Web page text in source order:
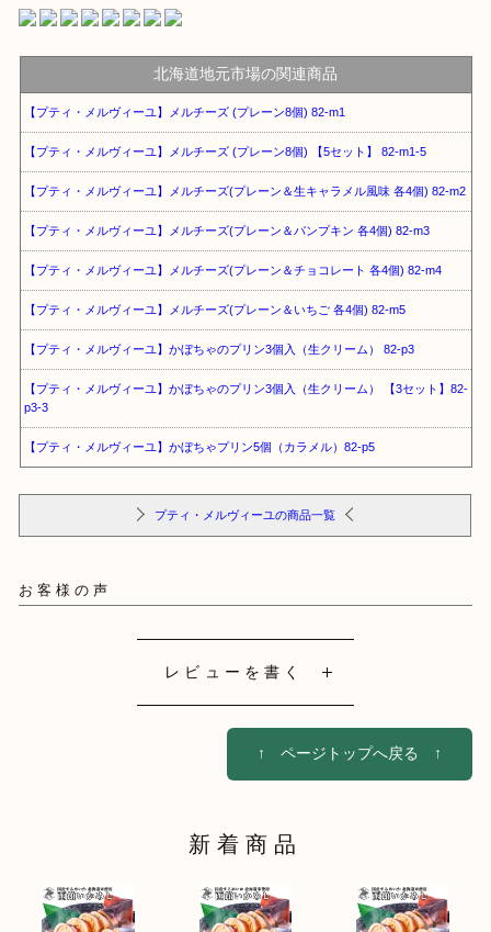
北海道地元市場の関連商品
【プティ・メルヴィーユ】メルチーズ (プレーン8個) 82-m1
【プティ・メルヴィーユ】メルチーズ (プレーン8個) 【5セット】 82-m1-5
【プティ・メルヴィーユ】メルチーズ(プレーン＆生キャラメル風味 各4個) 82-m2
【プティ・メルヴィーユ】メルチーズ(プレーン＆パンプキン 各4個) 82-m3
【プティ・メルヴィーユ】メルチーズ(プレーン＆チョコレート 各4個) 82-m4
【プティ・メルヴィーユ】メルチーズ(プレーン＆いちご 各4個) 82-m5
【プティ・メルヴィーユ】かぼちゃのプリン3個入（生クリーム） 82-p3
【プティ・メルヴィーユ】かぼちゃのプリン3個入（生クリーム） 【3セット】82-
p3-3
【プティ・メルヴィーユ】かぼちゃプリン5個（カラメル）82-p5
プティ・メルヴィーユの商品一覧
お客様の声
レビューを書く
↑ ページトップへ戻る ↑
新着商品